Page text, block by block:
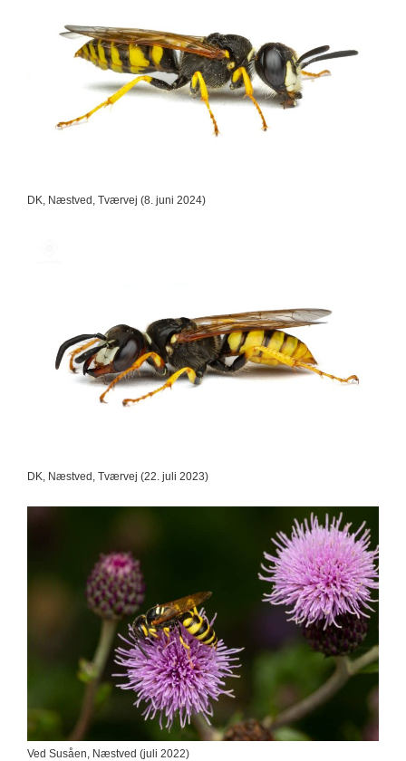
DK, Næstved, Tværvej (8. juni 2024)
DK, Næstved, Tværvej (22. juli 2023)
Ved Susåen, Næstved (juli 2022)